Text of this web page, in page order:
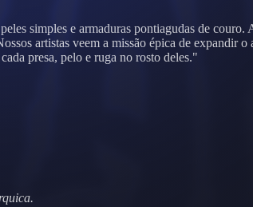
simples e armaduras pontiagudas de
artistas veem a missão épica de expandir
presa, pelo e ruga no rosto deles."